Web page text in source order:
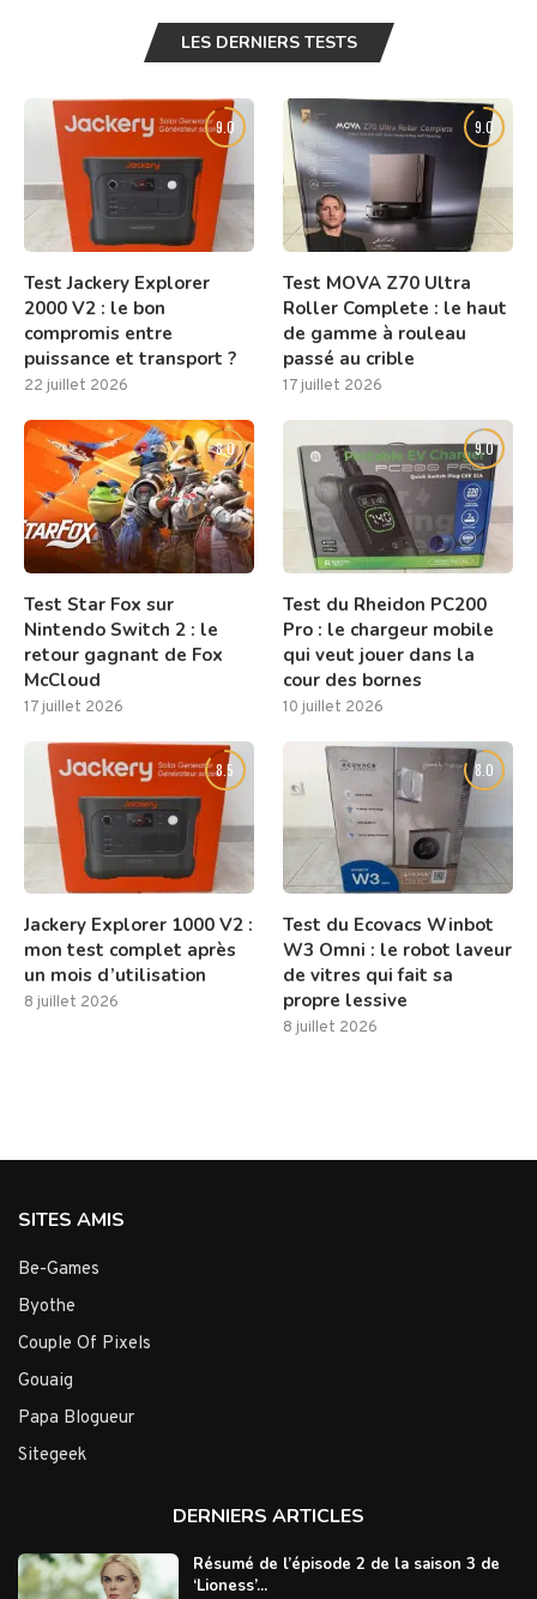
LES DERNIERS TESTS
9.0
Test Jackery Explorer
2000 V2 : le bon
compromis entre
puissance et transport ?
22 juillet 2026
9.0
Test MOVA Z70 Ultra
Roller Complete : le haut
de gamme à rouleau
passé au crible
17 juillet 2026
8.0
Test Star Fox sur
Nintendo Switch 2 : le
retour gagnant de Fox
McCloud
17 juillet 2026
9.0
Test du Rheidon PC200
Pro : le chargeur mobile
qui veut jouer dans la
cour des bornes
10 juillet 2026
8.5
Jackery Explorer 1000 V2 :
mon test complet après
un mois d’utilisation
8 juillet 2026
8.0
Test du Ecovacs Winbot
W3 Omni : le robot laveur
de vitres qui fait sa
propre lessive
8 juillet 2026
SITES AMIS
Be-Games
Byothe
Couple Of Pixels
Gouaig
Papa Blogueur
Sitegeek
DERNIERS ARTICLES
Résumé de l’épisode 2 de la saison 3 de
‘Lioness’...